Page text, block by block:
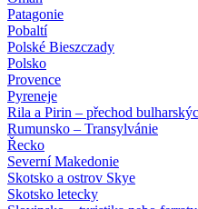
Patagonie
Pobaltí
Polské Bieszczady
Polsko
Provence
Pyreneje
Rila a Pirin – přechod
Rumunsko – Transylvánie
Řecko
Severní Makedonie
Skotsko a ostrov Skye
Skotsko letecky